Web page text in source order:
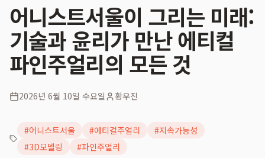
어니스트서울이 그리는 미래:
기술과 윤리가 만난 에티컬
파인주얼리의 모든 것
2026년 6월 10일 수요일 황우진
#어니스트서울 #에티컬주얼리 #지속가능성
#3D모델링 #파인주얼리